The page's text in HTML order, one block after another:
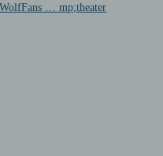
… mp;theater